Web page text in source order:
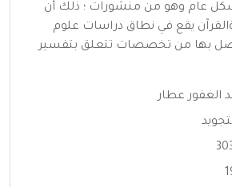
عام وهو من منشورات ؛ ذلك أن
يقع في نطاق دراسات علوم
يتصل بها من تخصصات تتعلق بتفسير
الغفور عطار